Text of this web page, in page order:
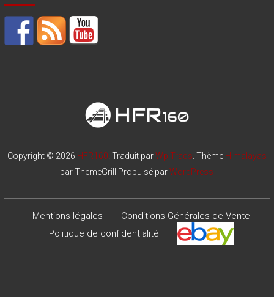
Copyright © 2026 HFR160. Traduit parWp Trads. Thème Himalayas
par ThemeGrill Propulsé parWordPress
Mentions légales
Conditions Générales de Vente
Politique de confidentialité